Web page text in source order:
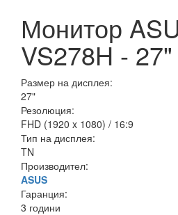
Монитор
VS278H -
Размер на дисплея:
27"
Резолюция:
FHD (1920 x 1080) / 16:9
Тип на дисплея:
TN
Производител:
ASUS
Гаранция:
3 години